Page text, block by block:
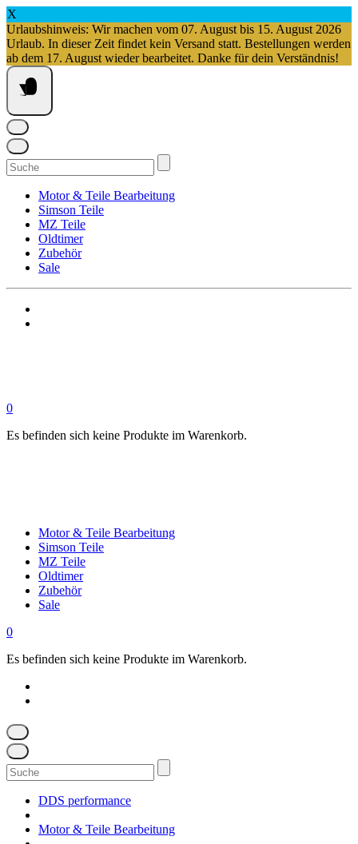
X
Urlaubshinweis: Wir machen vom 07. August bis 15. August 2026
Urlaub. In dieser Zeit findet kein Versand statt. Bestellungen werden
ab dem 17. August wieder bearbeitet. Danke für dein Verständnis!
Springe
zum
Inhalt
Suchen
nach:
Motor & Teile Bearbeitung
Simson Teile
MZ Teile
Oldtimer
Zubehör
Sale
0
Es befinden sich keine Produkte im Warenkorb.
Motor & Teile Bearbeitung
Simson Teile
MZ Teile
Oldtimer
Zubehör
Sale
0
Es befinden sich keine Produkte im Warenkorb.
Suchen
nach:
DDS performance
Motor & Teile Bearbeitung